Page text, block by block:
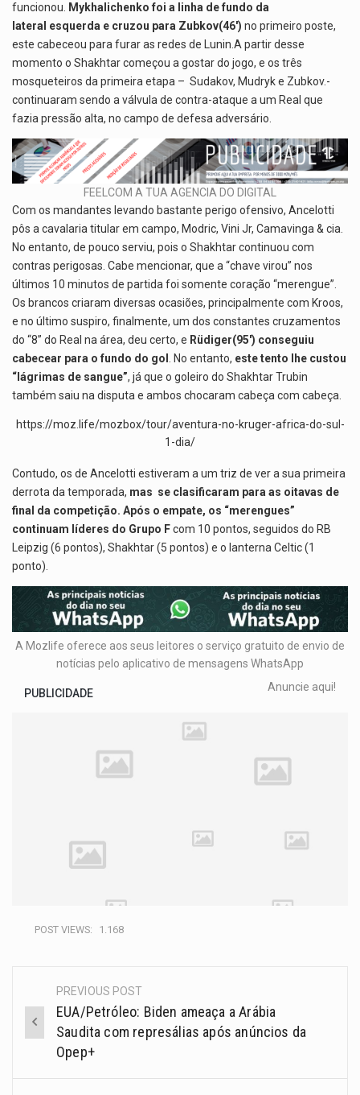
funcionou. Mykhalichenko foi a linha de fundo da
lateral esquerda e cruzou para Zubkov(46′) no primeiro poste,
este cabeceou para furar as redes de Lunin.A partir desse
momento o Shakhtar começou a gostar do jogo, e os três
mosqueteiros da primeira etapa – Sudakov, Mudryk e Zubkov.-
continuaram sendo a válvula de contra-ataque a um Real que
fazia pressão alta, no campo de defesa adversário.
FEELCOM A TUA AGENCIA DO DIGITAL
Com os mandantes levando bastante perigo ofensivo, Ancelotti
pôs a cavalaria titular em campo, Modric, Vini Jr, Camavinga & cia.
No entanto, de pouco serviu, pois o Shakhtar continuou com
contras perigosas. Cabe mencionar, que a “chave virou” nos
últimos 10 minutos de partida foi somente coração “merengue”.
Os brancos criaram diversas ocasiões, principalmente com Kroos,
e no último suspiro, finalmente, um dos constantes cruzamentos
do “8” do Real na área, deu certo, e Rüdiger(95′) conseguiu
cabecear para o fundo do gol
. No entanto, este tento lhe custou
“lágrimas de sangue”, já que o goleiro do Shakhtar Trubin
também saiu na disputa e ambos chocaram cabeça com cabeça.
https://moz.life/mozbox/tour/aventura-no-kruger-africa-do-sul-
1-dia/
Contudo, os de Ancelotti estiveram a um triz de ver a sua primeira
derrota da temporada, mas se clasificaram para as oitavas de
final da competição. Após o empate, os “merengues”
continuam líderes do Grupo Fcom 10 pontos, seguidos do RB
Leipzig (6 pontos), Shakhtar (5 pontos) e o lanterna Celtic (1
ponto).
A Mozlife oferece aos seus leitores o serviço gratuito de envio de
notícias pelo aplicativo de mensagens WhatsApp
PUBLICIDADE Anuncie aqui!
POST VIEWS: 1.168
PREVIOUS POST
EUA/Petróleo: Biden ameaça a Arábia
Saudita com represálias após anúncios da
Opep+